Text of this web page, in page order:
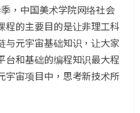
，中国美术学院网络社会
程的主要目的是让非理工科
与元宇宙基础知识，让大家
台和基础的编程知识最大程
宇宙项目中，思考新技术所